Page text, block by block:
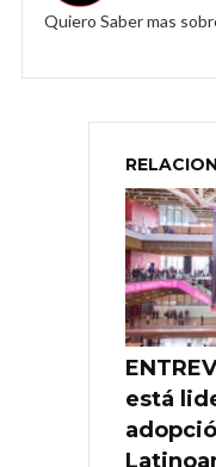
Quiero Saber mas
está